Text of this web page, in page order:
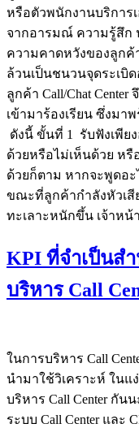
หรือตัวพนักงานบริการ
จากอารมณ์ ความรู้สึก
ความคาดหวังของลูกค้
ล้วนเป็นชนวนจุดระเบิ
ลูกค้า Call/Chat
เข้ามาร้องเรียน ซึ่งมา
ดังนี้ ขั้นที่ 1 รับฟังเพีย
ด้วยหรือไม่เห็นด้วย หรื
ด้วยก็ตาม หากจะพูดอ
ขณะที่ลูกค้ากำลังหัวเสี
ทะเลาะหนักขึ้น เจ้าห
KPI ที่จำเป็นส
บริหาร Call
ในการบริหาร Call
นำมาใช้วิเคราะห์ ในแ
บริหาร Call Center กั
ระบบ Call Center และ